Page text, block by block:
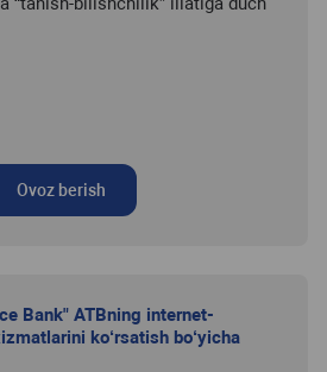
Ovoz berish
Bank" ATBning internet-
ko‘rsatish bo‘yicha